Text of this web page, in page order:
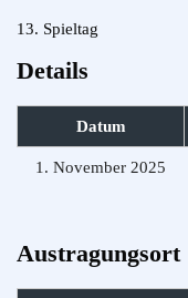
13. Spieltag
Details
Datum
1. November 2025
Austragungsort